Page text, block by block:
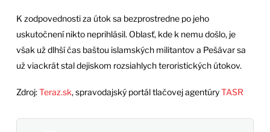
K zodpovednosti za útok sa bezprostredne po jeho
uskutočnení nikto neprihlásil. Oblasť, kde k nemu došlo, je
však už dlhší čas baštou islamských militantov a Pešávar sa
už viackrát stal dejiskom rozsiahlych teroristických útokov.
Zdroj:Teraz.sk, spravodajský portál tlačovej agentúryTASR